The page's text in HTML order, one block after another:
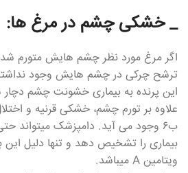
_ خشکی چشم در مرغ ها:
اگر مرغ مورد نظر چشم هایش متورم
ترشح چرکی در چشم هایش وجود
این پرنده به بیماری خشونت چشم
علاوه بر تورم چشم، خشکی قرنیه و
ب۶ وجود می آید. دامپزشک میتواند
بیماری را تشخیص دهد و تنها دلیل این
ویتامین A میباشد.